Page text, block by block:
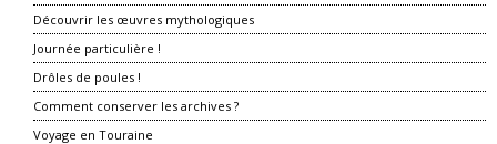
Découvrir les œuvres mythologiques
Journée particulière !
Drôles de poules !
Comment conserver les archives ?
Voyage en Touraine